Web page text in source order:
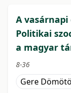
A
Politikai
a magyar
8-36
Gere